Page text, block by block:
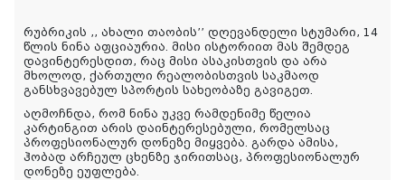
რუბრიკის ,, ახალი თაობის’’ დღევანდელი სტუმარი, 14
წლის ნინა აფციაურია. მისი ისტორიით მას შემდეგ
დავინტერესდით, რაც მისი ასაკისთვის და არა
მხოლოდ, ქართული რეალობისთვის საკმაოდ
განსხვავებულ სპორტის სახეობაზე გავიგეთ.
აღმოჩნდა, რომ ნინა უკვე რამდენიმე წელია
კარტინგით არის დაინტერესებული, რომელსაც
პროფესიონალურ დონეზე მიყვება. გარდა ამისა,
ჰობად არჩეულ ცხენზე ჯირითსაც, პროფესიონალურ
დონეზე ეუფლება.